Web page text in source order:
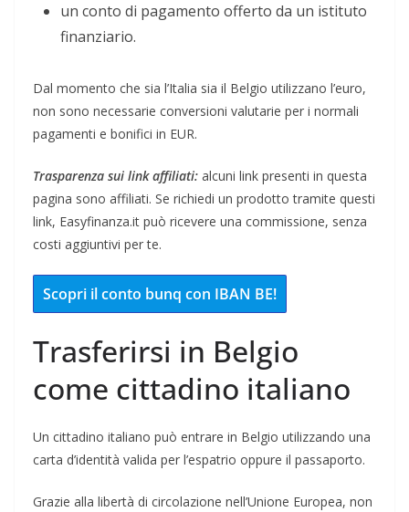
un conto di pagamento offerto da un istituto
finanziario.
Dal momento che sia l’Italia sia il Belgio utilizzano l’euro,
non sono necessarie conversioni valutarie per i normali
pagamenti e bonifici in EUR.
Trasparenza sui link affiliati: alcuni link presenti in questa
pagina sono affiliati. Se richiedi un prodotto tramite questi
link, Easyfinanza.it può ricevere una commissione, senza
costi aggiuntivi per te.
Scopri il conto bunq con IBAN BE!
Trasferirsi in Belgio
come cittadino italiano
Un cittadino italiano può entrare in Belgio utilizzando una
carta d’identità valida per l’espatrio oppure il passaporto.
Grazie alla libertà di circolazione nell’Unione Europea, non